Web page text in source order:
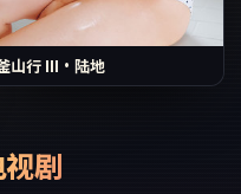
剧
山行 III·陆地